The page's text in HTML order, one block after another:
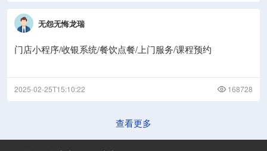
无怨无悔龙瑞
门店小程序/收银系统/餐饮点餐/上门服务/课程预约
2025-02-25T15:10:22 168728
查看更多